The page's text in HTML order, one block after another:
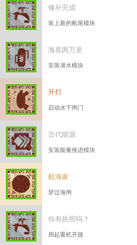
修补完成
装上新的船尾模块
海底两万里
安装潜水模块
开灯
启动水下闸门
古代能源
安装能量推进模块
航海家
穿过海闸
你有执照吗？
用起重机开路